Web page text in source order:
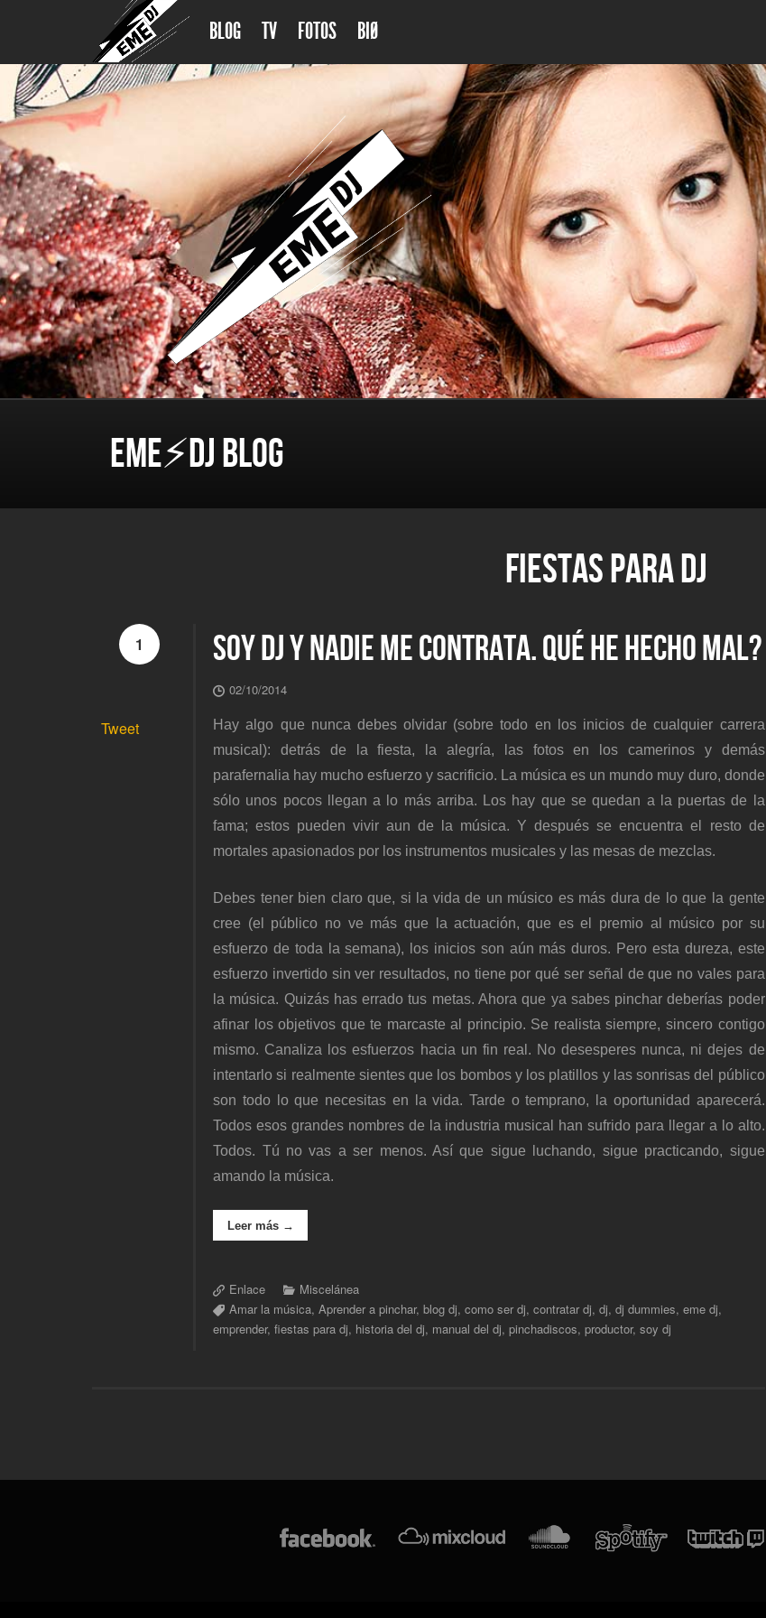
BLOG TV FOTOS BIØ
EME⚡DJ BLOG
FIESTAS PARA DJ
1
Tweet
SOY DJ Y NADIE ME CONTRATA. QUÉ HE HECHO MAL?
02/10/2014
Hay algo que nunca debes olvidar (sobre todo en los inicios de cualquier carrera
musical): detrás de la fiesta, la alegría, las fotos en los camerinos y demás
parafernalia hay mucho esfuerzo y sacrificio. La música es un mundo muy duro, donde
sólo unos pocos llegan a lo más arriba. Los hay que se quedan a la puertas de la
fama; estos pueden vivir aun de la música. Y después se encuentra el resto de
mortales apasionados por los instrumentos musicales y las mesas de mezclas.
Debes tener bien claro que, si la vida de un músico es más dura de lo que la gente
cree (el público no ve más que la actuación, que es el premio al músico por su
esfuerzo de toda la semana), los inicios son aún más duros. Pero esta dureza, este
esfuerzo invertido sin ver resultados, no tiene por qué ser señal de que no vales para
la música. Quizás has errado tus metas. Ahora que ya sabes pinchar deberías poder
afinar los objetivos que te marcaste al principio. Se realista siempre, sincero contigo
mismo. Canaliza los esfuerzos hacia un fin real. No desesperes nunca, ni dejes de
intentarlo si realmente sientes que los bombos y los platillos y las sonrisas del público
son todo lo que necesitas en la vida. Tarde o temprano, la oportunidad aparecerá.
Todos esos grandes nombres de la industria musical han sufrido para llegar a lo alto.
Todos. Tú no vas a ser menos. Así que sigue luchando, sigue practicando, sigue
amando la música.
Leer más →
Enlace
Miscelánea
Amar la música,Aprender a pinchar,blog dj,como ser dj,contratar dj,dj,dj dummies,eme dj,
emprender,fiestas para dj, historia del dj, manual del dj,pinchadiscos,productor,soy dj